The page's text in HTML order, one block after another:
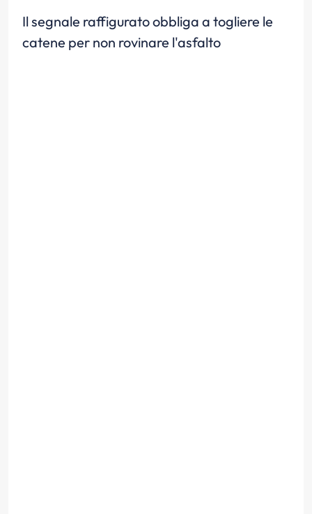
Il segnale raffigurato obbliga a togliere le
catene per non rovinare l'asfalto